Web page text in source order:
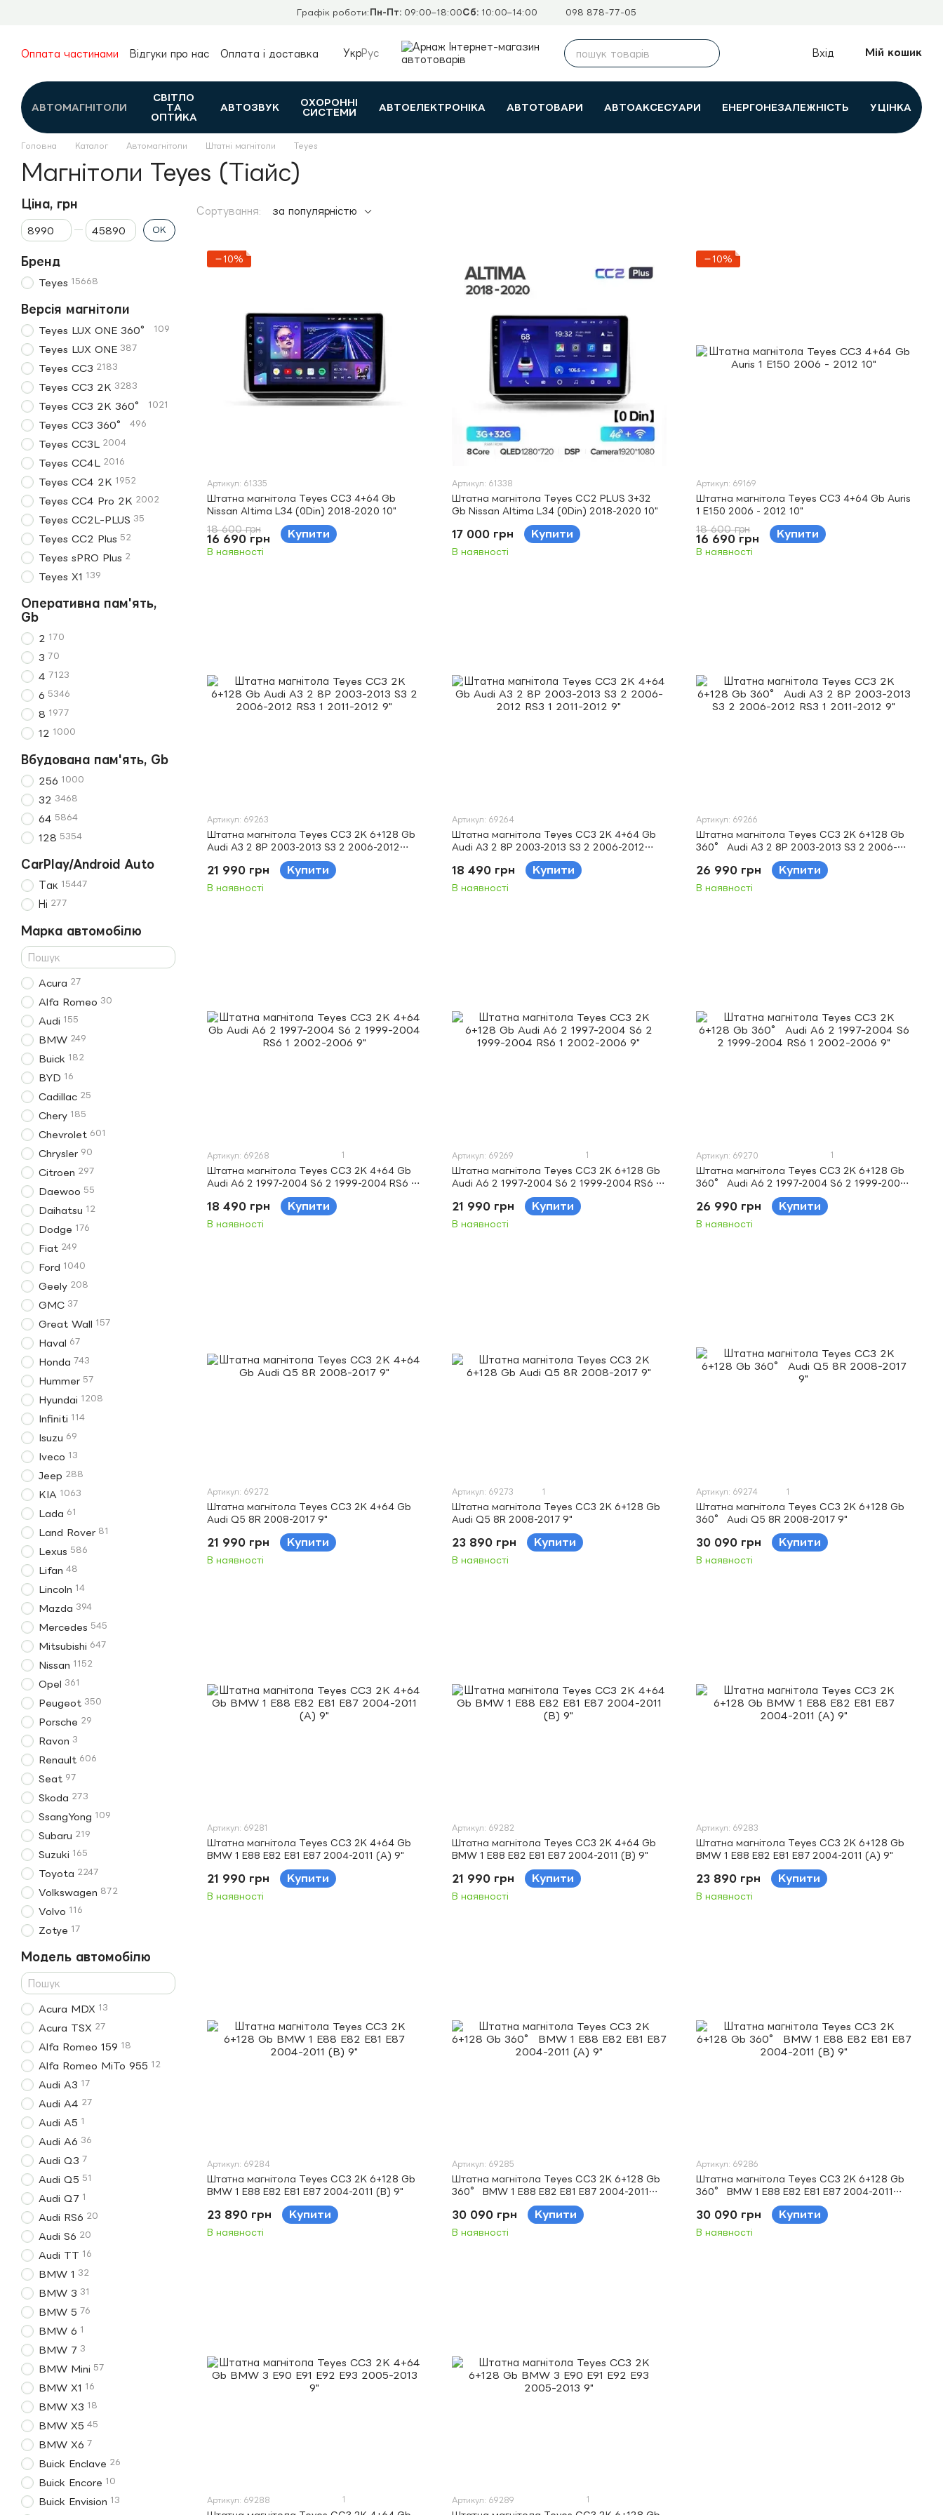
Графік роботи: Пн-Пт: 09:00–18:00Сб: 10:00–14:00 098 878-77-05
Оплата частинами Відгуки про нас
Оплата і доставка
Контакти
Каталог
УкрРус Вхід Мій кошик
АВТОМАГНІТОЛИ
СВІТЛО
ТА
ОПТИКА
АВТОЗВУК
ОХОРОННІ
СИСТЕМИ
АВТОЕЛЕКТРОНІКА АВТОТОВАРИ АВТОАКСЕСУАРИ ЕНЕРГОНЕЗАЛЕЖНІСТЬ УЦІНКА
Головна Каталог Автомагнітоли Штатні магнітоли Teyes
Магнітоли Teyes (Тіайс)
Сортування: за популярністю
−10%
Артикул: 61335
Штатна магнітола Teyes CC3 4+64 Gb
Nissan Altima L34 (0Din) 2018-2020 10"
18 600 грн
16 690 грн Купити
В наявності
Артикул: 61338
Штатна магнітола Teyes CC2 PLUS 3+32
Gb Nissan Altima L34 (0Din) 2018-2020 10"
17 000 грн Купити
В наявності
−10%
Артикул: 69169
Штатна магнітола Teyes CC3 4+64 Gb Auris
1 E150 2006 - 2012 10"
18 600 грн
16 690 грн Купити
В наявності
Артикул: 69263
Штатна магнітола Teyes CC3 2K 6+128 Gb
Audi A3 2 8P 2003-2013 S3 2 2006-2012
RS3 1 2011-2012 9"
21 990 грн Купити
В наявності
Артикул: 69264
Штатна магнітола Teyes CC3 2K 4+64 Gb
Audi A3 2 8P 2003-2013 S3 2 2006-2012
RS3 1 2011-2012 9"
18 490 грн Купити
В наявності
Артикул: 69266
Штатна магнітола Teyes CC3 2K 6+128 Gb
360° Audi A3 2 8P 2003-2013 S3 2 2006-
2012 RS3 1 2011-2012 9"
26 990 грн Купити
В наявності
Артикул: 69268 1
Штатна магнітола Teyes CC3 2K 4+64 Gb
Audi A6 2 1997-2004 S6 2 1999-2004 RS6 1
18 490 грн Купити
В наявності
Артикул: 69269 1
Штатна магнітола Teyes CC3 2K 6+128 Gb
Audi A6 2 1997-2004 S6 2 1999-2004 RS6 1
21 990 грн Купити
В наявності
Артикул: 69270 1
Штатна магнітола Teyes CC3 2K 6+128 Gb
360° Audi A6 2 1997-2004 S6 2 1999-2004
RS6 1 2002-2006 9"
26 990 грн Купити
В наявності
Артикул: 69272
Штатна магнітола Teyes CC3 2K 4+64 Gb
Audi Q5 8R 2008-2017 9"
21 990 грн Купити
В наявності
Артикул: 69273 1
Штатна магнітола Teyes CC3 2K 6+128 Gb
Audi Q5 8R 2008-2017 9"
23 890 грн Купити
В наявності
Артикул: 69274 1
Штатна магнітола Teyes CC3 2K 6+128 Gb
360° Audi Q5 8R 2008-2017 9"
30 090 грн Купити
В наявності
Артикул: 69281
Штатна магнітола Teyes CC3 2K 4+64 Gb
BMW 1 E88 E82 E81 E87 2004-2011 (A) 9"
21 990 грн Купити
В наявності
Артикул: 69282
Штатна магнітола Teyes CC3 2K 4+64 Gb
BMW 1 E88 E82 E81 E87 2004-2011 (B) 9"
21 990 грн Купити
В наявності
Артикул: 69283
Штатна магнітола Teyes CC3 2K 6+128 Gb
BMW 1 E88 E82 E81 E87 2004-2011 (A) 9"
23 890 грн Купити
В наявності
Артикул: 69284
Штатна магнітола Teyes CC3 2K 6+128 Gb
BMW 1 E88 E82 E81 E87 2004-2011 (B) 9"
23 890 грн Купити
В наявності
Артикул: 69285
Штатна магнітола Teyes CC3 2K 6+128 Gb
360° BMW 1 E88 E82 E81 E87 2004-2011
30 090 грн Купити
В наявності
Артикул: 69286
Штатна магнітола Teyes CC3 2K 6+128 Gb
360° BMW 1 E88 E82 E81 E87 2004-2011
30 090 грн Купити
В наявності
Артикул: 69288 1 Артикул: 69289 1
Ціна, грн
Від Ціна, грн
До Ціна, грн
ОК
Бренд
Teyes 15668
Версія магнітоли
Teyes LUX ONE 360° 109
Teyes LUX ONE 387
Teyes CC3 2183
Teyes CC3 2K 3283
Teyes CC3 2K 360° 1021
Teyes CC3 360° 496
Teyes CC3L 2004
Teyes CC4L 2016
Teyes CC4 2K 1952
Teyes CC4 Pro 2K 2002
Teyes CC2L-PLUS 35
Teyes CC2 Plus 52
Teyes sPRO Plus 2
Teyes X1 139
Оперативна пам'ять,
Gb
2 170
3 70
4 7123
6 5346
8 1977
12 1000
Вбудована пам'ять, Gb
256 1000
32 3468
64 5864
128 5354
CarPlay/Android Auto
Так 15447
Ні 277
Марка автомобілю
Acura 27
Alfa Romeo 30
Audi 155
BMW 249
Buick 182
BYD 16
Cadillac 25
Chery 185
Chevrolet 601
Chrysler 90
Citroen 297
Daewoo 55
Daihatsu 12
Dodge 176
Fiat 249
Ford 1040
Geely 208
GMC 37
Great Wall 157
Haval 67
Honda 743
Hummer 57
Hyundai 1208
Infiniti 114
Isuzu 69
Iveco 13
Jeep 288
KIA 1063
Lada 61
Land Rover 81
Lexus 586
Lifan 48
Lincoln 14
Mazda 394
Mercedes 545
Mitsubishi 647
Nissan 1152
Opel 361
Peugeot 350
Porsche 29
Ravon 3
Renault 606
Seat 97
Skoda 273
SsangYong 109
Subaru 219
Suzuki 165
Toyota 2247
Volkswagen 872
Volvo 116
Zotye 17
Модель автомобілю
Acura MDX 13
Acura TSX 27
Alfa Romeo 159 18
Alfa Romeo MiTo 955 12
Audi A3 17
Audi A4 27
Audi A5 1
Audi A6 36
Audi Q3 7
Audi Q5 51
Audi Q7 1
Audi RS6 20
Audi S6 20
Audi TT 16
BMW 1 32
BMW 3 31
BMW 5 76
BMW 6 1
BMW 7 3
BMW Mini 57
BMW X1 16
BMW X3 18
BMW X5 45
BMW X6 7
Buick Enclave 26
Buick Encore 10
Buick Envision 13